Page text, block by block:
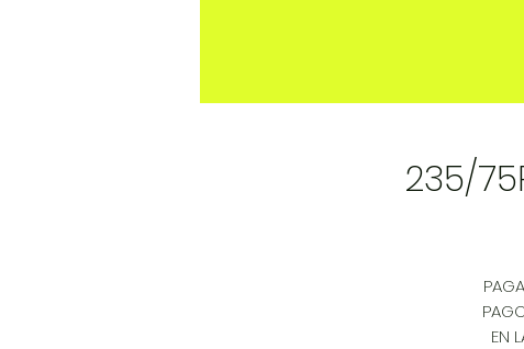
235/
EN